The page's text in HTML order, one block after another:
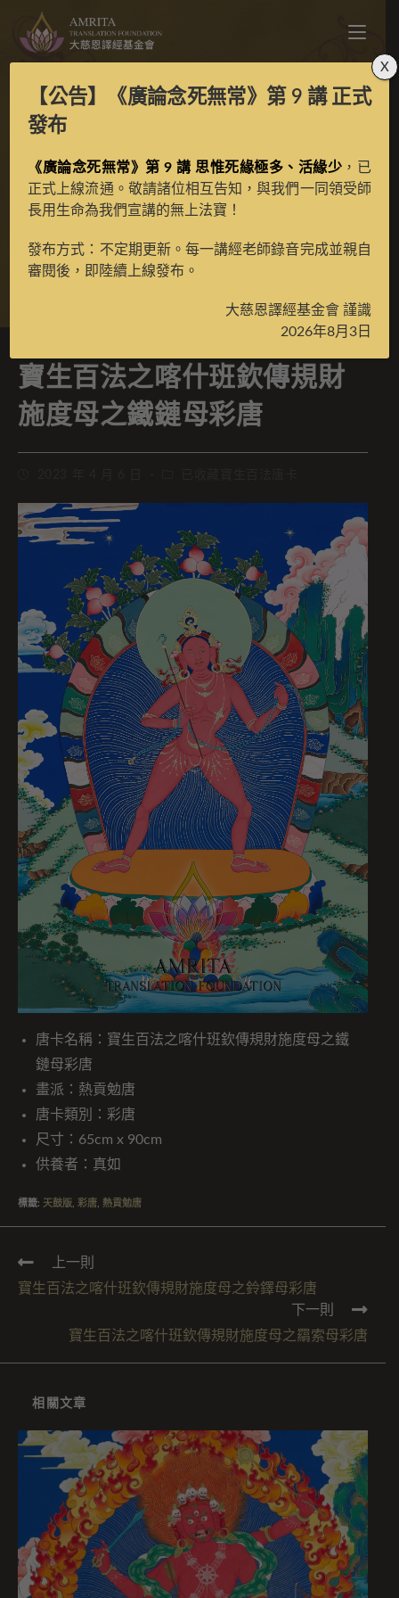
寶生百法之喀什班欽傳
規財施度母之鐵鏈母彩
唐
> 典藏館 >
寶生百法之喀什班欽傳規財
施度母之鐵鏈母彩唐
唐卡名稱：寶生百法之喀什班欽傳規財施度母之鐵
鏈母彩唐
畫派：熱貢勉唐
唐卡類別：彩唐
尺寸：65cm x 90cm
供養者：真如
標籤: 天鼓版, 彩唐, 熱貢勉唐
上一則
寶生百法之喀什班欽傳規財施度母之鈴鐸母彩唐
下一則
寶生百法之喀什班欽傳規財施度母之羂索母彩唐
相關文章
【公告】 《廣論念死無常》第 9 講正式
發布
《廣論念死無常》第 9 講 思惟死緣極多、活緣少 ，已
正式上線流通。敬請諸位相互告知，與我們一同領受師
長用生命為我們宣講的無上法寶！
發布方式：不定期更新。每一講經老師錄音完成並親自
審閱後，即陸續上線發布。
大慈恩譯經基金會 謹識
2026年8月3日
X